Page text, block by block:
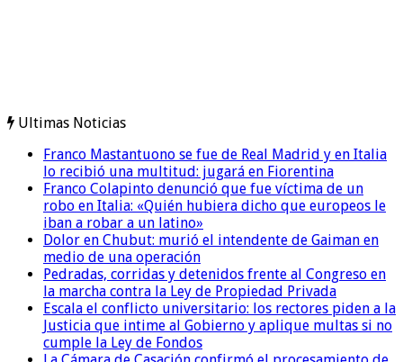
Ultimas Noticias
Franco Mastantuono se fue de Real Madrid y en Italia
lo recibió una multitud: jugará en Fiorentina
Franco Colapinto denunció que fue víctima de un
robo en Italia: «Quién hubiera dicho que europeos le
iban a robar a un latino»
Dolor en Chubut: murió el intendente de Gaiman en
medio de una operación
Pedradas, corridas y detenidos frente al Congreso en
la marcha contra la Ley de Propiedad Privada
Escala el conflicto universitario: los rectores piden a la
Justicia que intime al Gobierno y aplique multas si no
cumple la Ley de Fondos